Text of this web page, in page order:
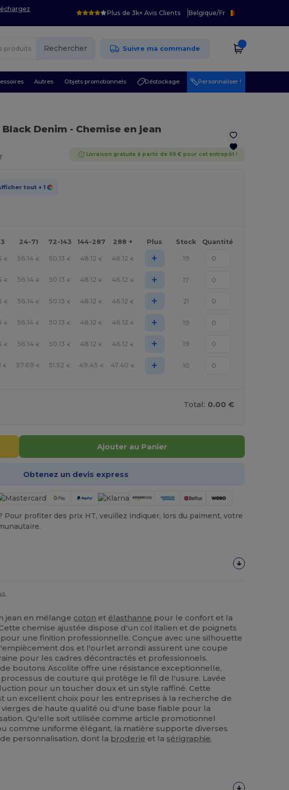
Plus de 3k+ Avis Clients Belgique/Fr
Rechercher Suivre ma commande
Autres Objets promotionnels Déstockage Personnaliser !
Black Denim - Chemise en jean
Livraison gratuite à partir de 69 € pour cet entrepôt !
tout + 1
24-71 72-143 144-287 288 + Plus Stock Quantité
€ 56.14 € 50.13 € 48.12 € 46.12 € + 19
€ 56.14 € 50.13 € 48.12 € 46.12 € + 17
€ 56.14 € 50.13 € 48.12 € 46.12 € + 21
€ 56.14 € 50.13 € 48.12 € 46.12 € + 19
€ 56.14 € 50.13 € 48.12 € 46.12 € + 19
€ 57.69 € 51.52 € 49.45 € 47.40 € + 10
Total: 0.00 €
Ajouter au Panier
Obtenez un devis express
Pour profiter des prix HT, veuillez indiquer, lors du paiment, votre
jean en mélange coton et élasthanne pour le confort et la
chemise ajustée dispose d'un col italien et de poignets
une finition professionnelle. Conçue avec une silhouette
dos et l'ourlet arrondi assurent une coupe
pour les cadres décontractés et professionnels.
boutons Ascolite offre une résistance exceptionnelle,
processus de couture qui protège le fil de l'usure. Lavée
pour un toucher doux et un style raffiné. Cette
un excellent choix pour les entreprises à la recherche de
de haute qualité ou d'une base fiable pour la
Qu'elle soit utilisée comme article promotionnel
comme uniforme élégant, la matière supporte diverses
personnalisation, dont la broderie et la sérigraphie.